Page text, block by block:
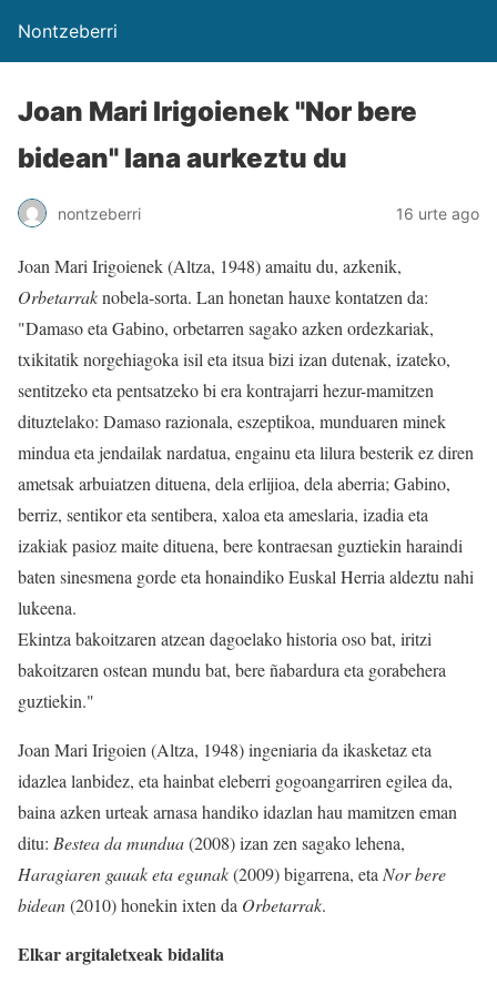
Nontzeberri
Joan Mari Irigoienek "Nor bere
bidean" lana aurkeztu du
nontzeberri 16 urte ago
Joan Mari Irigoienek (Altza, 1948) amaitu du, azkenik,
Orbetarraknobela-sorta. Lan honetan hauxe kontatzen da:
"Damaso eta Gabino, orbetarren sagako azken ordezkariak,
txikitatik norgehiagoka isil eta itsua bizi izan dutenak, izateko,
sentitzeko eta pentsatzeko bi era kontrajarri hezur-mamitzen
dituztelako: Damaso razionala, eszeptikoa, munduaren minek
mindua eta jendailak nardatua, engainu eta lilura besterik ez diren
ametsak arbuiatzen dituena, dela erlijioa, dela aberria; Gabino,
berriz, sentikor eta sentibera, xaloa eta ameslaria, izadia eta
izakiak pasioz maite dituena, bere kontraesan guztiekin haraindi
baten sinesmena gorde eta honaindiko Euskal Herria aldeztu nahi
lukeena.
Ekintza bakoitzaren atzean dagoelako historia oso bat, iritzi
bakoitzaren ostean mundu bat, bere ñabardura eta gorabehera
guztiekin."
Joan Mari Irigoien (Altza, 1948) ingeniaria da ikasketaz eta
idazlea lanbidez, eta hainbat eleberri gogoangarriren egilea da,
baina azken urteak arnasa handiko idazlan hau mamitzen eman
ditu: Bestea da mundua(2008) izan zen sagako lehena,
Haragiaren gauak eta egunak(2009) bigarrena, eta Nor bere
bidean(2010) honekin ixten da Orbetarrak.
Elkar argitaletxeak bidalita